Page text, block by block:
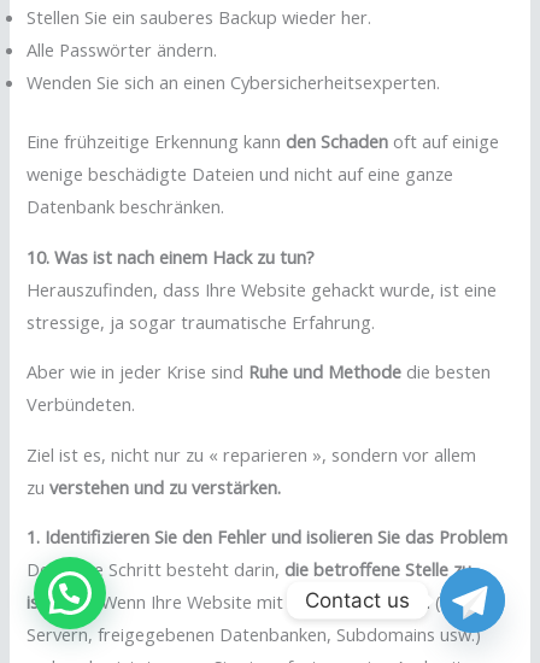
Stellen Sie ein sauberes Backup wieder her.
Alle Passwörter ändern.
Wenden Sie sich an einen Cybersicherheitsexperten.
Eine frühzeitige Erkennung kann den Schaden oft auf einige
wenige beschädigte Dateien und nicht auf eine ganze
Datenbank beschränken.
10. Was ist nach einem Hack zu tun?
Herauszufinden, dass Ihre Website gehackt wurde, ist eine
stressige, ja sogar traumatische Erfahrung.
Aber wie in jeder Krise sind Ruhe und Methode die besten
Verbündeten.
Ziel ist es, nicht nur zu « reparieren », sondern vor allem
zuverstehen und zu verstärken.
1. Identifizieren Sie den Fehler und isolieren Sie das Problem
Der erste Schritt besteht darin, die betroffene Stelle zu
isolieren . Wenn Ihre Website mit anderen Diensten (E-Mail-
Servern, freigegebenen Datenbanken, Subdomains usw.)
Contact us